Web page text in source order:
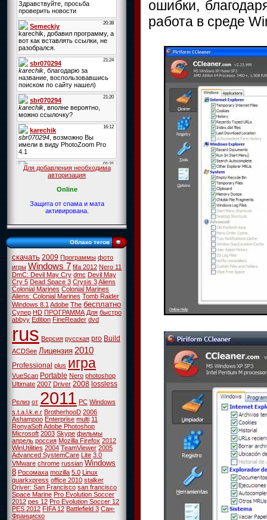
Для добавления необходима
авторизация
Online
Защита от спама и мата
активирована.
Облако тегов
скачать 2009 Программы фото
игры Windows 7 fifa 2012 Nero 11
DmC: Devil May Cry dmc Devil May
Cry 5 Dead Space 3 Crysis 3Aliens
Colonial Marines Colonial Marines
Aliens: Colonial Marines Tomb Raider
Windows 8.1Adobe The бесплатно
Супер HD ПРОГРАММА Для быстро
abbyy Edition FineReader dvd
rus Версия русская pro Build
ACDSee Лицензия 2010
Professional plus игра
VueScan Portable Nero photoshop
Ultimate 2007 Driver 2008 lossless
Релиз от 2011 PC Windows
s.t.a.l.k.e.r BrotherhooD 2006
Ashampoo Enterprise multi 11
RonyaSoftAdobe Photoshop
Microsoft 2003 Skype фильмы
апрель россия Mozilla Firefox 2012
WinUtilities 2004 TeamViewer 2005
Advanced SystemCare Lite 3.0
VMware chrome russian Windows
8 Росомаха mozilla 5.0 Linux
quarkxpress office 2010 stalker
Driver: San Francisco san francisco
Space Marine Pro Evolution Soccer
2012 pes 12 Pro Evolution Soccer 12
PES 2012 FIFA 12 Battlefield 3 Сан-
Франциско
ошибки,
работа в среде